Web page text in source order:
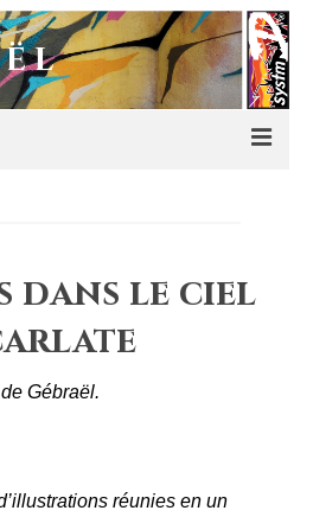
dans le ciel
Gébraël.
réunies en un